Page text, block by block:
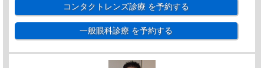
コンタクトレンズ診療 を予約する
一般眼科診療 を予約する